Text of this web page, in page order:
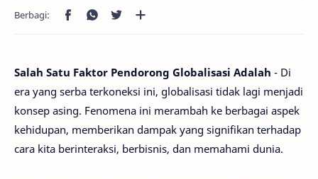
Salah Satu Faktor Pendorong Globalisasi Adalah - Di
era yang serba terkoneksi ini, globalisasi tidak lagi menjadi
konsep asing. Fenomena ini merambah ke berbagai aspek
kehidupan, memberikan dampak yang signifikan terhadap
cara kita berinteraksi, berbisnis, dan memahami dunia.